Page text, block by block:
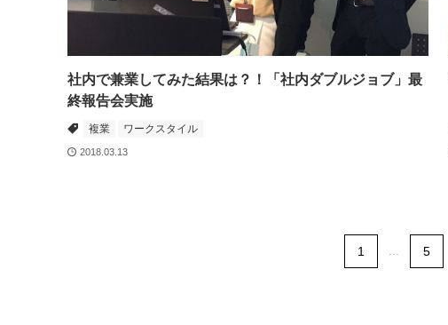
社内で兼業してみた結果は？！「社内ダブルジョブ」最
終報告会実施
複業 ワークスタイル
2018.03.13
1 ... 5